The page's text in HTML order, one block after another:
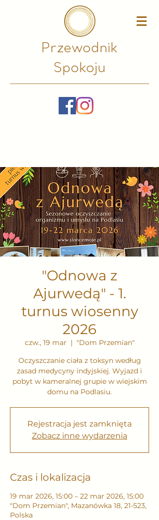
Przewodnik
Spokoju​
"Odnowa z
Ajurwedą" - 1.
turnus wiosenny
2026
czw., 19 mar
  |
"Dom Przemian"
Oczyszczanie ciała z toksyn według
zasad medycyny indyjskiej. Wyjazd i
pobyt w kameralnej grupie w wiejskim
domu na Podlasiu.
Rejestracja jest zamknięta
Zobacz inne wydarzenia
Czas i lokalizacja
19 mar 2026, 15:00 – 22 mar 2026, 15:00
"Dom Przemian", Mazanówka 18, 21-523,
Polska